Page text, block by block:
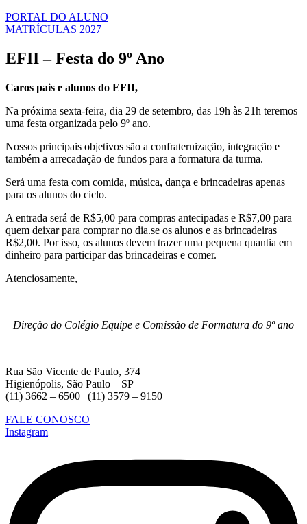
PORTAL DO ALUNO
MATRÍCULAS 2027
EFII – Festa do 9º Ano
Caros pais e alunos do EFII,
Na próxima sexta-feira, dia 29 de setembro, das 19h às 21h teremos
uma festa organizada pelo 9º ano.
Nossos principais objetivos são a confraternização, integração e
também a arrecadação de fundos para a formatura da turma.
Será uma festa com comida, música, dança e brincadeiras apenas
para os alunos do ciclo.
A entrada será de R$5,00 para compras antecipadas e R$7,00 para
quem deixar para comprar no dia.se os alunos e as brincadeiras
R$2,00. Por isso, os alunos devem trazer uma pequena quantia em
dinheiro para participar das brincadeiras e comer.
Atenciosamente,
Direção do Colégio Equipe e Comissão de Formatura do 9º ano
Rua São Vicente de Paulo, 374
Higienópolis, São Paulo – SP
(11) 3662 – 6500 | (11) 3579 – 9150
FALE CONOSCO
Instagram